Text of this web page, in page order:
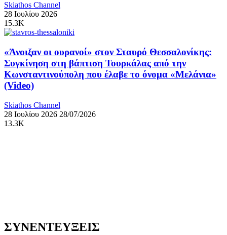
Skiathos Channel
28 Ιουλίου 2026
15.3K
«Άνοιξαν οι ουρανοί» στον Σταυρό Θεσσαλονίκης:
Συγκίνηση στη βάπτιση Τουρκάλας από την
Κωνσταντινούπολη που έλαβε το όνομα «Μελάνια»
(Video)
Skiathos Channel
28 Ιουλίου 2026 28/07/2026
13.3K
ΣΥΝΕΝΤΕΥΞΕΙΣ